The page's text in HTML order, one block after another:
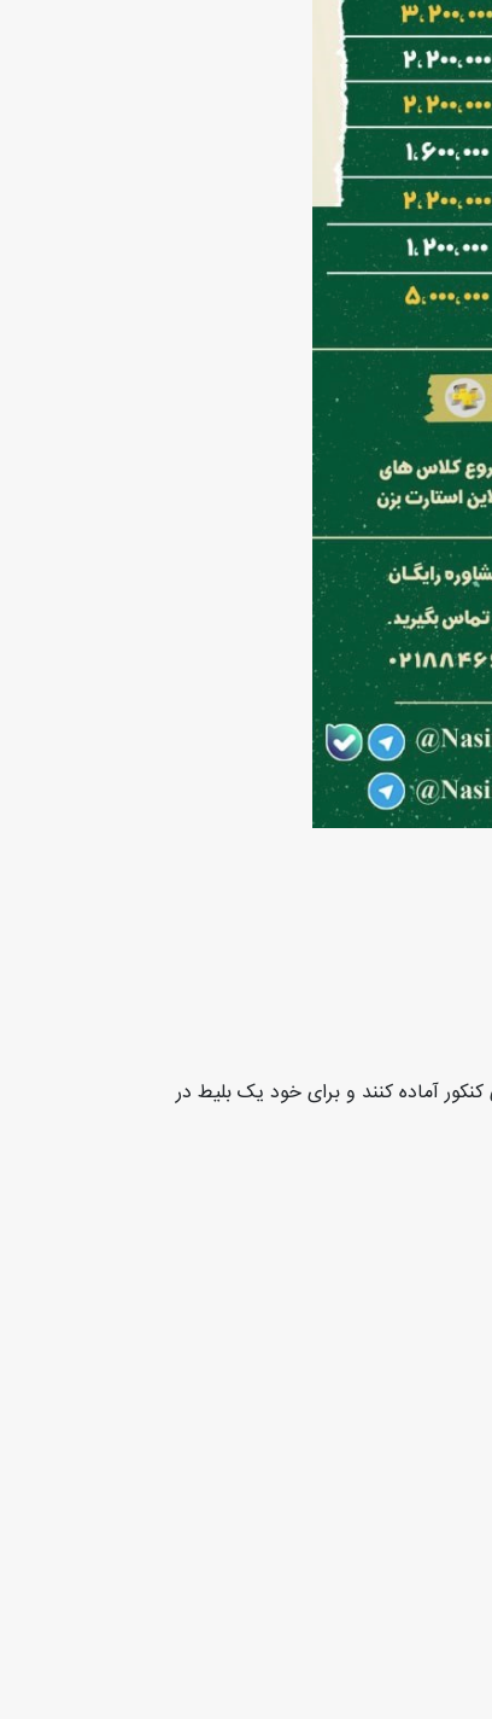
از همین امروز با قدرت خود را برای کنکور آماده کنند و برای خود یک بلیط در